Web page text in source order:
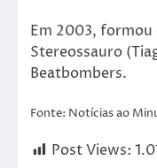
Em 2003, formou
Stereossauro
Beatbombers.
Fonte: Notícias ao
Post Views: